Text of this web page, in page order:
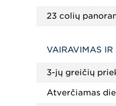
23 colių
VAIRAVIMAS IR
3-jų greičių
Atverčiamas